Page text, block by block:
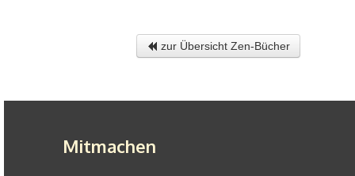
zur Übersicht Zen-Bücher
Mitmachen